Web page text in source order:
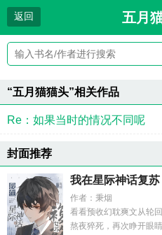
返回 五月
“五月猫猫头”相关作品
Re：如果当时的情况不同呢
封面推荐
我在星际神话复苏
作者：秉烟
看看预收幻耽爽文从轮
熬夜猝死，再次睁开眼